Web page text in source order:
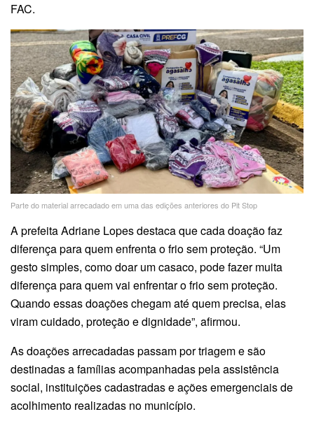
FAC.
Parte do material arrecadado em uma das edições anteriores do Pit Stop
A prefeita Adriane Lopes destaca que cada doação faz
diferença para quem enfrenta o frio sem proteção. “Um
gesto simples, como doar um casaco, pode fazer muita
diferença para quem vai enfrentar o frio sem proteção.
Quando essas doações chegam até quem precisa, elas
viram cuidado, proteção e dignidade”, afirmou.
As doações arrecadadas passam por triagem e são
destinadas a famílias acompanhadas pela assistência
social, instituições cadastradas e ações emergenciais de
acolhimento realizadas no município.